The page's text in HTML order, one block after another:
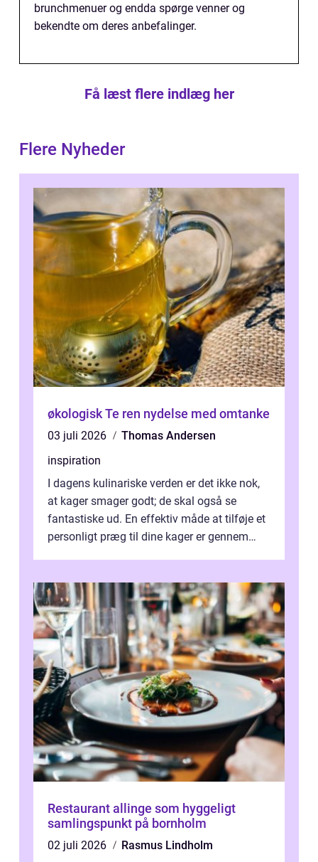
brunchmenuer og endda spørge venner og
bekendte om deres anbefalinger.
Få læst flere indlæg her
Flere Nyheder
økologisk Te ren nydelse med omtanke
03 juli 2026
Thomas Andersen
inspiration
I dagens kulinariske verden er det ikke nok,
at kager smager godt; de skal også se
fantastiske ud. En effektiv måde at tilføje et
personligt præg til dine kager er gennem
Restaurant allinge som hyggeligt
samlingspunkt på bornholm
02 juli 2026
Rasmus Lindholm